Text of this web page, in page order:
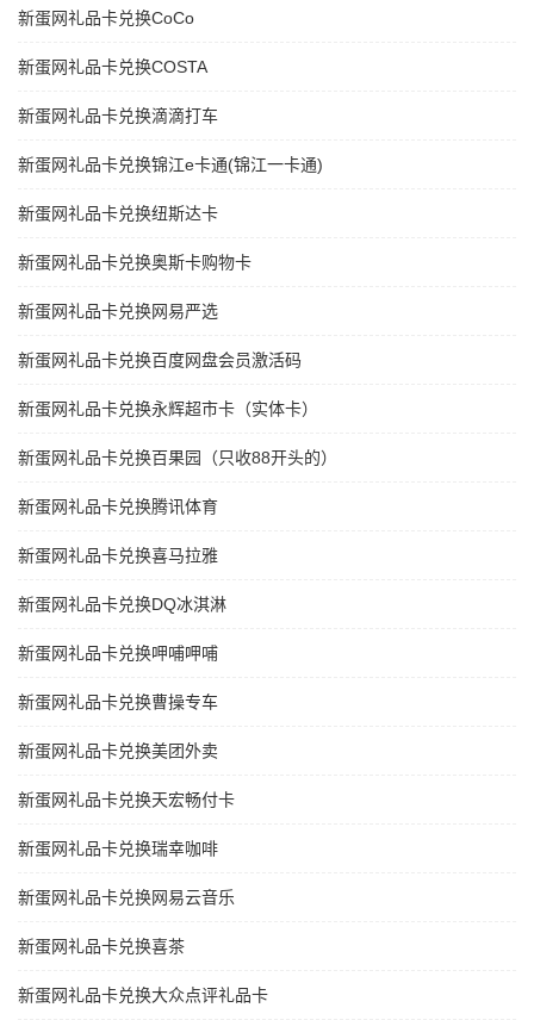
新蛋网礼品卡兑换CoCo
新蛋网礼品卡兑换COSTA
新蛋网礼品卡兑换滴滴打车
新蛋网礼品卡兑换锦江e卡通(锦江一卡通)
新蛋网礼品卡兑换纽斯达卡
新蛋网礼品卡兑换奥斯卡购物卡
新蛋网礼品卡兑换网易严选
新蛋网礼品卡兑换百度网盘会员激活码
新蛋网礼品卡兑换永辉超市卡（实体卡）
新蛋网礼品卡兑换百果园（只收88开头的）
新蛋网礼品卡兑换腾讯体育
新蛋网礼品卡兑换喜马拉雅
新蛋网礼品卡兑换DQ冰淇淋
新蛋网礼品卡兑换呷哺呷哺
新蛋网礼品卡兑换曹操专车
新蛋网礼品卡兑换美团外卖
新蛋网礼品卡兑换天宏畅付卡
新蛋网礼品卡兑换瑞幸咖啡
新蛋网礼品卡兑换网易云音乐
新蛋网礼品卡兑换喜茶
新蛋网礼品卡兑换大众点评礼品卡